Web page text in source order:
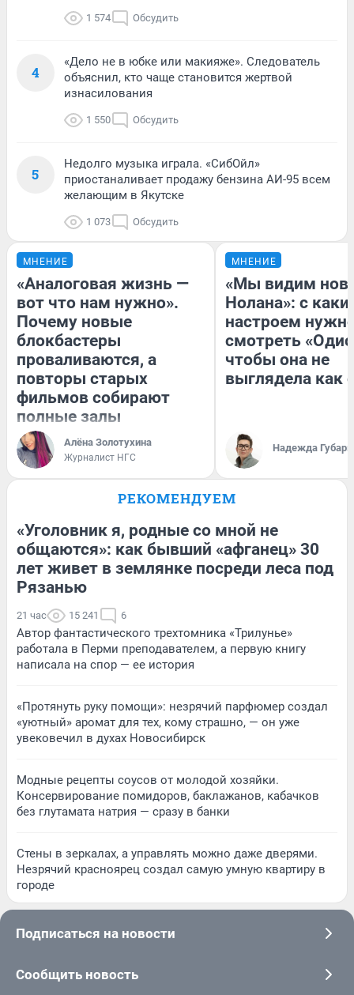
1 574 Обсудить
4
«Дело не в юбке или макияже». Следователь
объяснил, кто чаще становится жертвой
изнасилования
1 550 Обсудить
5
Недолго музыка играла. «СибОйл»
приостаналивает продажу бензина АИ-95 всем
желающим в Якутске
1 073 Обсудить
МНЕНИЕ
«Аналоговая жизнь —
вот что нам нужно».
Почему новые
блокбастеры
проваливаются, а
повторы старых
фильмов собирают
полные залы
Алёна Золотухина
Журналист НГС
МНЕНИЕ
«Мы видим
Нолана»: с
настроем
смотреть
чтобы она не
выглядела как
Надежда Губарь
РЕКОМЕНДУЕМ
«Уголовник я, родные со мной не
общаются»: как бывший «афганец» 30
лет живет в землянке посреди леса под
Рязанью
21 час 15 241 6
Автор фантастического трехтомника «Трилунье»
работала в Перми преподавателем, а первую книгу
написала на спор — ее история
«Протянуть руку помощи»: незрячий парфюмер создал
«уютный» аромат для тех, кому страшно, — он уже
увековечил в духах Новосибирск
Модные рецепты соусов от молодой хозяйки.
Консервирование помидоров, баклажанов, кабачков
без глутамата натрия — сразу в банки
Стены в зеркалах, а управлять можно даже дверями.
Незрячий красноярец создал самую умную квартиру в
городе
Подписаться на новости
Сообщить новость